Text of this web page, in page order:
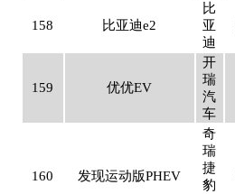
158 比亚迪e2
比
亚
迪
159 优优EV
开
瑞
汽
车
160 发现运动版PHEV
奇
瑞
捷
豹